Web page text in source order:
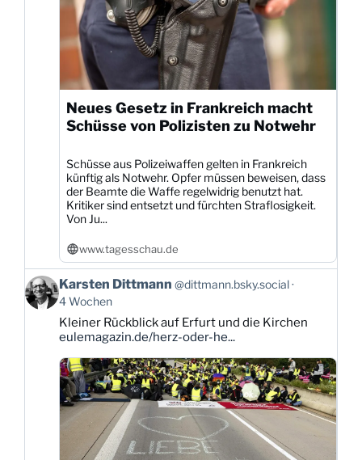
Neues Gesetz in Frankreich macht
Schüsse von Polizisten zu Notwehr
Schüsse aus Polizeiwaffen gelten in Frankreich
künftig als Notwehr. Opfer müssen beweisen, dass
der Beamte die Waffe regelwidrig benutzt hat.
Kritiker sind entsetzt und fürchten Straflosigkeit.
Von Ju...
www.tagesschau.de
Beitrag
von
Karsten
Dittmann
Bluesky
ansehen
Karsten Dittmann @dittmann.bsky.social
4 Wochen
Kleiner Rückblick auf Erfurt und die Kirchen
eulemagazin.de/herz-oder-he...